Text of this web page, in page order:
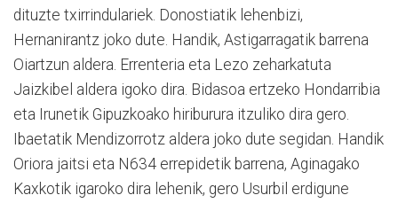
dituzte txirrindulariek. Donostiatik lehenbizi,
Hernanirantz joko dute. Handik, Astigarragatik barrena
Oiartzun aldera. Errenteria eta Lezo zeharkatuta
Jaizkibel aldera igoko dira. Bidasoa ertzeko Hondarribia
eta Irunetik Gipuzkoako hiriburura itzuliko dira gero.
Ibaetatik Mendizorrotz aldera joko dute segidan. Handik
Oriora jaitsi eta N634 errepidetik barrena, Aginagako
Kaxkotik igaroko dira lehenik, gero Usurbil erdigune